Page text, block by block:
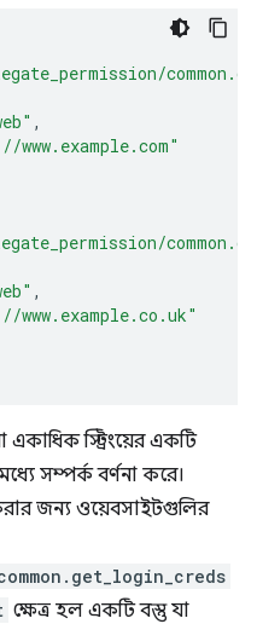
,
,
একাধিক স্ট্রিংয়ের একটি
সম্পর্ক বর্ণনা করে।
জন্য ওয়েবসাইটগুলির
ক্ষেত্র হল একটি বস্তু যা